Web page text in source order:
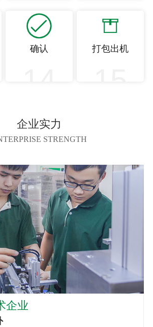
确认 打包出机
企业实力
STRENGTH
企业